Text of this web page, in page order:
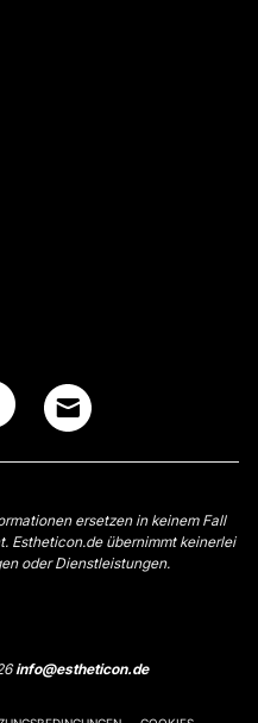
ersetzen in keinem Fall
Estheticon.de übernimmt keinerlei
oder Dienstleistungen.
info@estheticon.de